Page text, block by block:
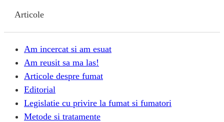
Articole
Am incercat si am esuat
Am reusit sa ma las!
Articole despre fumat
Editorial
Legislatie cu privire la fumat si fumatori
Metode si tratamente